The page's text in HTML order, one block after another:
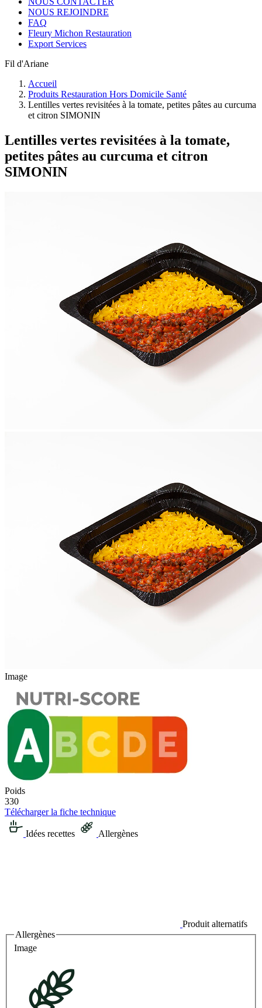
NOUS REJOINDRE
FAQ
Fleury Michon Restauration
Export Services
Fil d'Ariane
Accueil
Produits Restauration Hors Domicile Santé
Lentilles vertes revisitées à la tomate, petites pâtes au curcuma
et citron SIMONIN
Lentilles vertes revisitées à la tomate,
petites pâtes au curcuma et citron
SIMONIN
Image
Poids
330
Télécharger la fiche technique
Idées recettes Allergènes
Produit alternatifs
Allergènes
Image